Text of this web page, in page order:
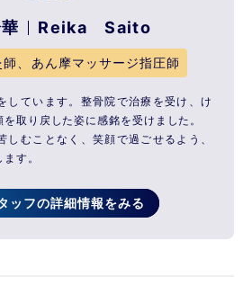
Reika Saito
、あん摩マッサージ指圧師
しています。整骨院で治療を受け、け
取り戻した姿に感銘を受けました。
しむことなく、笑顔で過ごせるよう、
す。
ッフの詳細情報をみる